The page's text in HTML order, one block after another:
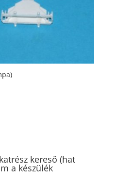
kereső (hat
a készülék